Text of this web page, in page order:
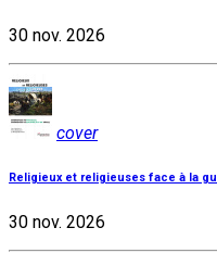
30 nov. 2026
cover
Religieux et religieuses face à la
30 nov. 2026